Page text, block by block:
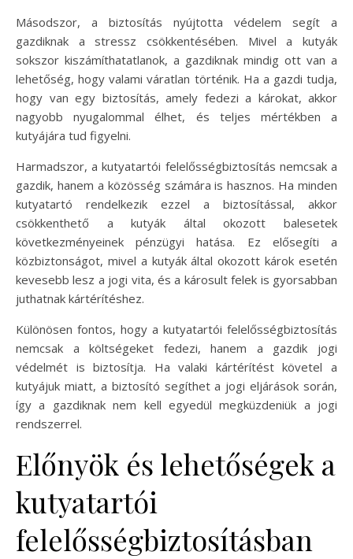
Másodszor, a biztosítás nyújtotta védelem segít a
gazdiknak a stressz csökkentésében. Mivel a kutyák
sokszor kiszámíthatatlanok, a gazdiknak mindig ott van a
lehetőség, hogy valami váratlan történik. Ha a gazdi tudja,
hogy van egy biztosítás, amely fedezi a károkat, akkor
nagyobb nyugalommal élhet, és teljes mértékben a
kutyájára tud figyelni.
Harmadszor, a kutyatartói felelősségbiztosítás nemcsak a
gazdik, hanem a közösség számára is hasznos. Ha minden
kutyatartó rendelkezik ezzel a biztosítással, akkor
csökkenthető a kutyák által okozott balesetek
következményeinek pénzügyi hatása. Ez elősegíti a
közbiztonságot, mivel a kutyák által okozott károk esetén
kevesebb lesz a jogi vita, és a károsult felek is gyorsabban
juthatnak kártérítéshez.
Különösen fontos, hogy a kutyatartói felelősségbiztosítás
nemcsak a költségeket fedezi, hanem a gazdik jogi
védelmét is biztosítja. Ha valaki kártérítést követel a
kutyájuk miatt, a biztosító segíthet a jogi eljárások során,
így a gazdiknak nem kell egyedül megküzdeniük a jogi
rendszerrel.
Előnyök és lehetőségek a
kutyatartói
felelősségbiztosításban